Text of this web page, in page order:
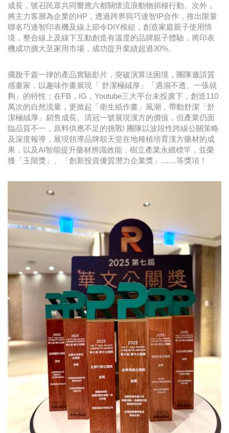
成長，號召民眾共同響應六都關懷流浪動物捐糧行動。次外，
將主力客層為企業的HP，透過跨界與巧連智IP合作，推出限量
聯名巧連智印表機及線上節令DIY模組，創造家庭親子使用情
境，整合線上及線下互動創造有溫度的品牌親子體驗，將印表
機成功擴大至家用市場，成功提升業績超過30%。
擺脫千篇一律的產品實驗影片，突破演算法困境，團隊邀請質
感畫家，以趣味作畫展現「 舒潔極絨厚」「遇濕不透、一張就
夠」的特性；在FB，IG，Youtube三大平台未投廣下，創造110
萬次的自然流量，更掀起「衛生紙作畫」風潮，帶動舒潔「舒
潔極絨厚」銷售成長。清冠一號展現漢方的價值，但產業仍面
臨品質不一，原料供應不足的挑戰! 團隊以波段性跨線公關策略
及深度報導，展現領導品牌順天堂在地種植培育漢方藥材的成
果，以及AI智能提升藥材辨識效能，樹立產業永續標竿，並榮
獲「玉階獎」、「創新投資優質潛力企業獎」……等獎項！